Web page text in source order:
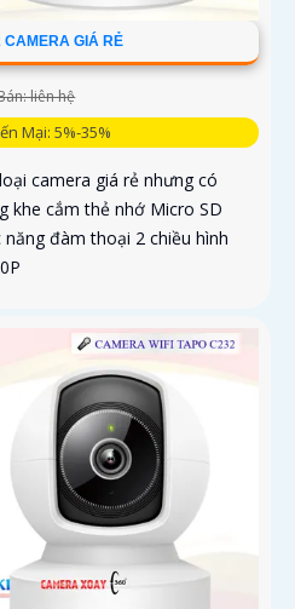
CAMERA GIÁ RẺ
liên hệ
Mại: 5%-35%
camera giá rẻ nhưng có
khe cắm thẻ nhớ Micro SD
đàm thoại 2 chiều hình